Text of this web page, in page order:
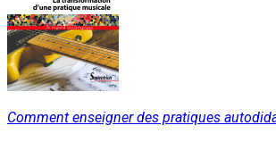
Comment enseigner des pratiques